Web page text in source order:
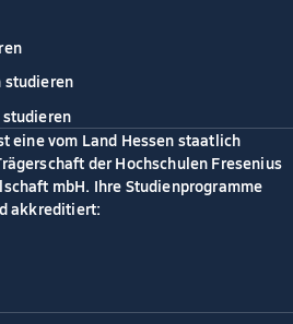
studieren
eine vom Land Hessen staatlich
der Hochschulen Fresenius
mbH. Ihre Studienprogramme
akkreditiert: